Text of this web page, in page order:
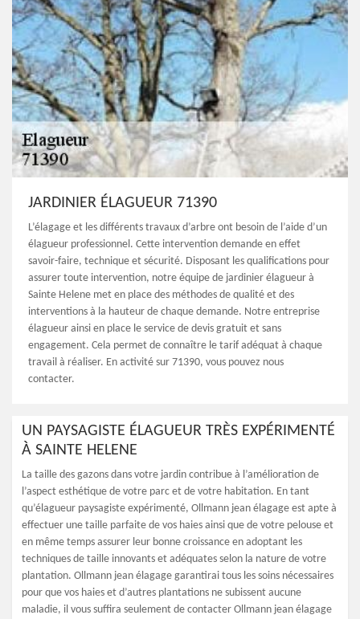
JARDINIER ÉLAGUEUR 71390
L’élagage et les différents travaux d’arbre ont besoin de l’aide d’un
élagueur professionnel. Cette intervention demande en effet
savoir-faire, technique et sécurité. Disposant les qualifications pour
assurer toute intervention, notre équipe de jardinier élagueur à
Sainte Helene met en place des méthodes de qualité et des
interventions à la hauteur de chaque demande. Notre entreprise
élagueur ainsi en place le service de devis gratuit et sans
engagement. Cela permet de connaître le tarif adéquat à chaque
travail à réaliser. En activité sur 71390, vous pouvez nous
contacter.
UN PAYSAGISTE ÉLAGUEUR TRÈS EXPÉRIMENTÉ
À SAINTE HELENE
La taille des gazons dans votre jardin contribue à l’amélioration de
l’aspect esthétique de votre parc et de votre habitation. En tant
qu’élagueur paysagiste expérimenté, Ollmann jean élagage est apte à
effectuer une taille parfaite de vos haies ainsi que de votre pelouse et
en même temps assurer leur bonne croissance en adoptant les
techniques de taille innovants et adéquates selon la nature de votre
plantation. Ollmann jean élagage garantirai tous les soins nécessaires
pour que vos haies et d’autres plantations ne subissent aucune
maladie, il vous suffira seulement de contacter Ollmann jean élagage